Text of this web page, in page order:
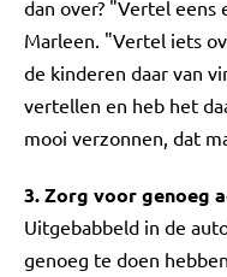
dan over? "Vertel
Marleen. "Vertel iets
de kinderen daar van
vertellen en heb het
mooi verzonnen, dat
3. Zorg voor genoeg
Uitgebabbeld in de
genoeg te doen